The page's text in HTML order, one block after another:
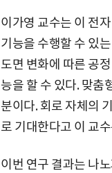
이가영 교수는 이 전
기능을 수행할 수 있
도면 변화에 따른 공
능을 할 수 있다. 맞춤
분이다. 회로 자체의
로 기대한다고 이 교
이번 연구 결과는 나